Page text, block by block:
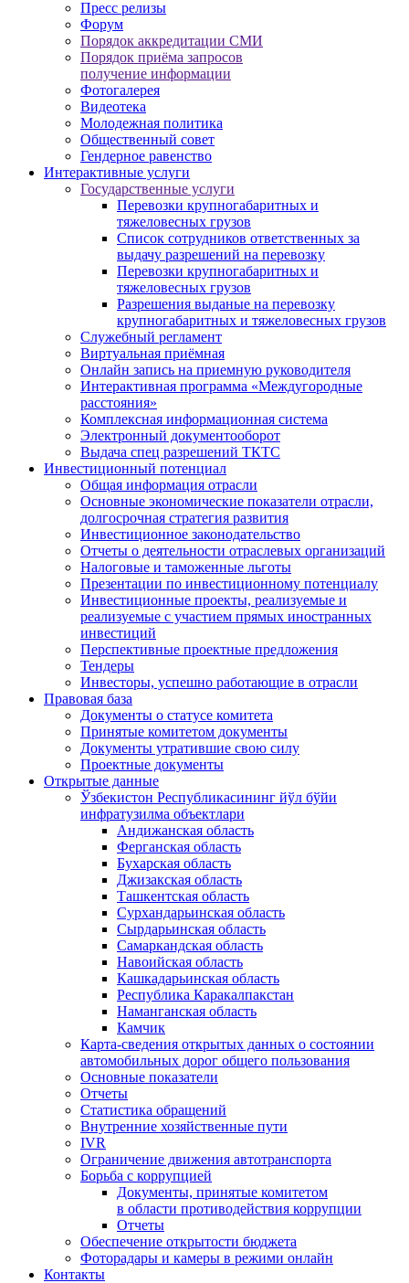
Пресс релизы
Форум
Порядок аккредитации СМИ
Порядок приёма запросов
получение информации
Фотогалерея
Видеотека
Молодежная политика
Общественный совет
Гендерное равенство
Интерактивные услуги
Государственные услуги
Перевозки крупногабаритных и
тяжеловесных грузов
Список сотрудников ответственных за
выдачу разрешений на перевозку
Перевозки крупногабаритных и
тяжеловесных грузов
Разрешения выданые на перевозку
крупногабаритных и тяжеловесных грузов
Служебный регламент
Виртуальная приёмная
Онлайн запись на приемную руководителя
Интерактивная программа «Междугородные
расстояния»
Комплексная информационная система
Электронный документооборот
Выдача спец разрешений ТКТС
Инвестиционный потенциал
Общая информация отрасли
Основные экономические показатели отрасли,
долгосрочная стратегия развития
Инвестиционное законодательство
Отчеты о деятельности отраслевых организаций
Налоговые и таможенные льготы
Презентации по инвестиционному потенциалу
Инвестиционные проекты, реализуемые и
реализуемые с участием прямых иностранных
инвестиций
Перспективные проектные предложения
Тендеры
Инвесторы, успешно работающие в отрасли
Правовая база
Документы о статусе комитета
Принятые комитетом документы
Документы утратившие свою силу
Проектные документы
Открытые данные
Ўзбекистон Республикасининг йўл бўйи
инфратузилма объектлари
Андижанская область
Ферганская область
Бухарская область
Джизакская область
Ташкентская область
Сурхандарьинская область
Сырдарьинская область
Самаркандская область
Навоийская область
Кашкадарьинская область
Республика Каракалпакстан
Наманганская область
Камчик
Карта-сведения открытых данных о состоянии
автомобильных дорог общего пользования
Основные показатели
Отчеты
Статистика обращений
Внутренние хозяйственные пути
IVR
Ограничение движения автотранспорта
Борьба с коррупцией
Документы, принятые комитетом
в области противодействия коррупции
Отчеты
Обеспечение открытости бюджета
Фоторадары и камеры в режими онлайн
Контакты